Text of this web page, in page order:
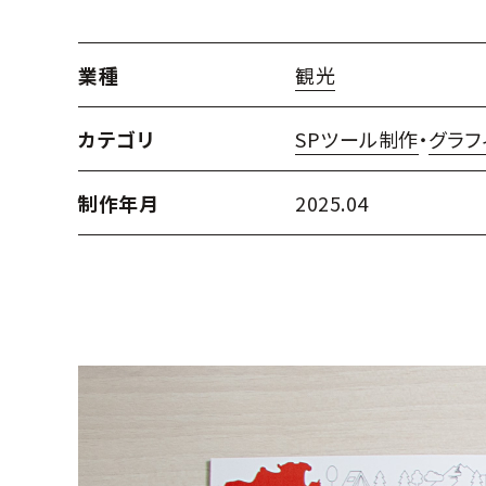
業種 観光
カテゴリ SPツール制作・グラフ
制作年月 2025.04